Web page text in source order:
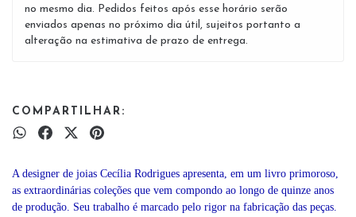
no mesmo dia. Pedidos feitos após esse horário serão
enviados apenas no próximo dia útil, sujeitos portanto a
alteração na estimativa de prazo de entrega.
COMPARTILHAR:
A designer de joias Cecília Rodrigues apresenta, em um livro primoroso,
as extraordinárias coleções que vem compondo ao longo de quinze anos
de produção. Seu trabalho é marcado pelo rigor na fabricação das peças.